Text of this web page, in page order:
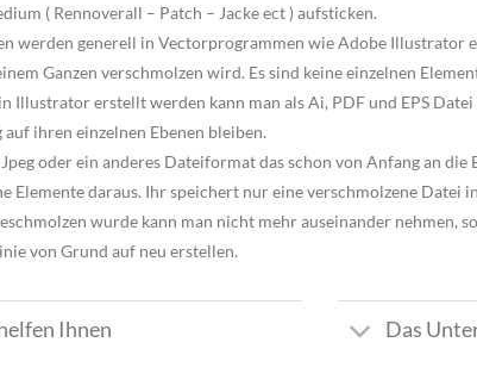
( Rennoverall – Patch – Jacke ect ) aufsticken.
werden generell in Vectorprogrammen wie Adobe Illustrator
Ganzen verschmolzen wird. Es sind keine einzelnen
Illustrator erstellt werden kann man als Ai, PDF und EPS
auf ihren einzelnen Ebenen bleiben.
oder ein anderes Dateiformat das schon von Anfang an
Elemente daraus. Ihr speichert nur eine verschmolzene Datei
wurde kann man nicht mehr auseinander nehmen,
von Grund auf neu erstellen.
Ihnen Das